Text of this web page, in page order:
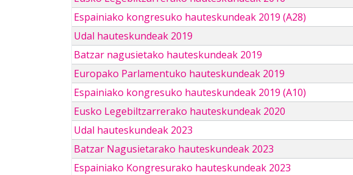
Espainiako kongresuko hauteskundeak 2019 (A28)
Udal hauteskundeak 2019
Batzar nagusietako hauteskundeak 2019
Europako Parlamentuko hauteskundeak 2019
Espainiako kongresuko hauteskundeak 2019 (A10)
Eusko Legebiltzarrerako hauteskundeak 2020
Udal hauteskundeak 2023
Batzar Nagusietarako hauteskundeak 2023
Espainiako Kongresurako hauteskundeak 2023